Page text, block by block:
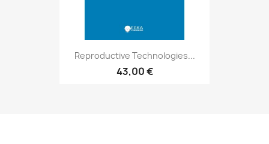
Reproductive Technologies...
43,00 €